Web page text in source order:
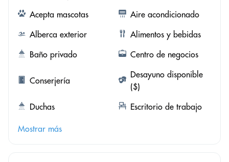
Acepta mascotas
Aire acondicionado
Alberca exterior
Alimentos y bebidas
Baño privado
Centro de negocios
Conserjería
Desayuno disponible
($)
Duchas
Escritorio de trabajo
Mostrar más